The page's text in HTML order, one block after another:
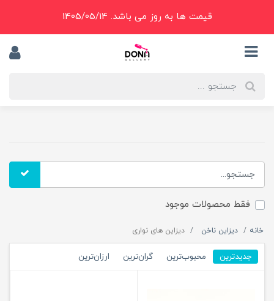
قیمت ها به روز می باشد. 1405/05/14
فقط محصولات موجود
خانه دیزاین ناخن دیزاین های نواری
جدیدترین محبوب‌ترین گران‌ترین ارزان‌ترین